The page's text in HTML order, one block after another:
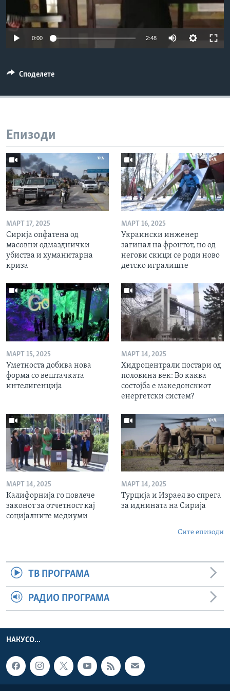
ИНТЕРВЈУА
Јазици
0:00 2:48
Споделете
Епизоди
МАРТ 17, 2025
Сирија опфатена од
масовни одмазднички
убиства и хуманитарна
криза
МАРТ 16, 2025
Украински инженер
загинал на фронтот, но од
негови скици се роди ново
детско игралиште
МАРТ 15, 2025
Уметноста добива нова
форма со вештачката
интелигенција
МАРТ 14, 2025
Хидроцентрали постари од
половина век: Во каква
состојба е македонскиот
енергетски систем?
МАРТ 14, 2025
Калифорнија го повлече
законот за отчетност кај
социјалните медиуми
МАРТ 14, 2025
Турција и Израел во спрега
за иднината на Сирија
Сите епизоди
ТВ ПРОГРАМА
РАДИО ПРОГРАМА
НАКУСО...